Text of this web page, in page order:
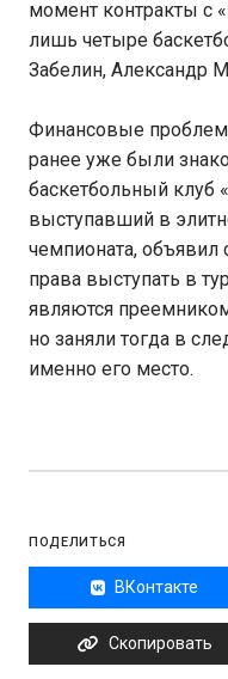
момент контракты
лишь четыре
Забелин, Александр
Финансовые
ранее уже были
баскетбольный клуб
выступавший в
чемпионата,
права выступать в
являются
но заняли тогда в
именно его место.
ПОДЕЛИТЬСЯ
ВКонтакте
Скопировать